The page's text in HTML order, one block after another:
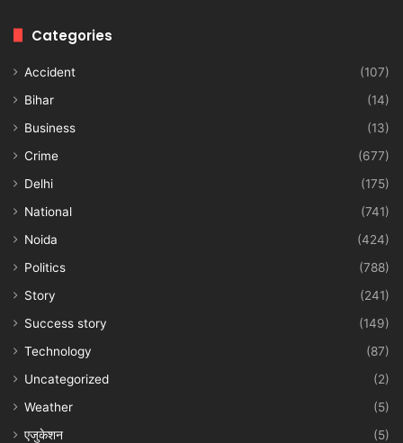
Categories
Accident
(107)
Bihar
(14)
Business
(13)
Crime
(677)
Delhi
(175)
National
(741)
Noida
(424)
Politics
(788)
Story
(241)
Success story
(149)
Technology
(87)
Uncategorized
(2)
Weather
(5)
एजुकेशन
(5)